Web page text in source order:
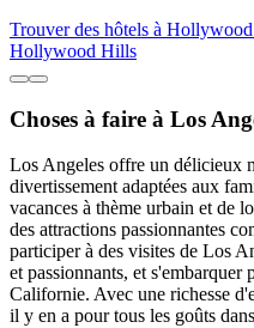
Trouver des hôtels à
Hollywood Hills
Choses à faire à Los
Los Angeles offre un délicieux
divertissement adaptées aux
vacances à thème urbain et de
des attractions passionnantes
participer à des visites de Los
et passionnants, et s'embarquer
Californie. Avec une richesse
il y en a pour tous les goûts